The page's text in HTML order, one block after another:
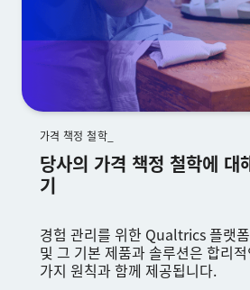
가격 책정 철학_
당사의 가격 책정 철학에 대
기
경험 관리를 위한 Qualtrics 플랫
및 그 기본 제품과 솔루션은 합리
가지 원칙과 함께 제공됩니다.